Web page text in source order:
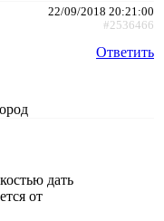
22/09/2018 20:21:00
#2536466
Ответить
дать
от